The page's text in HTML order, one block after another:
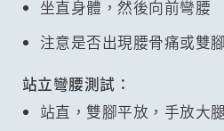
坐直身體，然後向前彎腰
注意是否出現腰骨痛或雙
站立彎腰測試：
站直，雙腳平放，手放大